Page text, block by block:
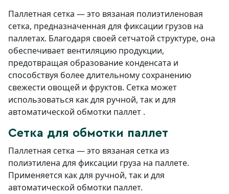
Паллетная сетка — это вязаная полиэтиленовая
сетка, предназначенная для фиксации грузов на
паллетах. Благодаря своей сетчатой структуре, она
обеспечивает вентиляцию продукции,
предотвращая образование конденсата и
способствуя более длительному сохранению
свежести овощей и фруктов. Сетка может
использоваться как для ручной, так и для
автоматической обмотки паллет .
Сетка для обмотки паллет
Паллетная сетка — это вязаная сетка из
полиэтилена для фиксации груза на паллете.
Применяется как для ручной, так и для
автоматической обмотки паллет.